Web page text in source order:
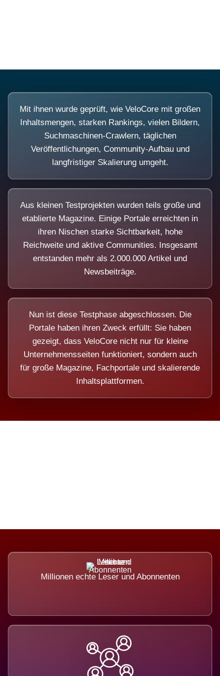
Mit ihnen wurde geprüft, wie VeloCore mit großen
Inhaltsmengen, starken Rankings, vielen Bildern,
Suchmaschinen-Crawlern, täglichen
Veröffentlichungen, Community-Aufbau und
langfristiger Skalierung umgeht.
Aus kleinen Testprojekten wurden teils große und
etablierte Magazine. Einige Portale erreichten in
ihren Nischen starke Sichtbarkeit, hohe
Reichweite und aktive Communities. Insgesamt
entstanden mehr als 2.000.000 Artikel und
Newsbeiträge.
Nun ist diese Testphase abgeschlossen. Die
Portale haben ihren Zweck erfüllt: Sie haben
gezeigt, dass VeloCore nicht nur für kleine
Unternehmensseiten funktioniert, sondern auch
für große Magazine, Fachportale und skalierende
Inhaltsplattformen.
Millionen echte Leser und Abonnenten